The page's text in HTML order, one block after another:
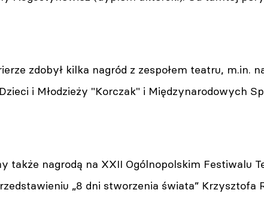
zdobył kilka nagród z zespołem teatru, m.in.
i Młodzieży "Korczak" i Międzynarodowych
także nagrodą na XXII Ogólnopolskim Festiwalu
„8 dni stworzenia świata” Krzysztofa